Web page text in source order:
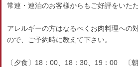
常連・連泊のお客様からもご好評をいた
アレルギーの方はなるべくお肉料理への
ので、ご予約時に教えて下さい。
〔夕食〕18：00、18：30、19：00 〔